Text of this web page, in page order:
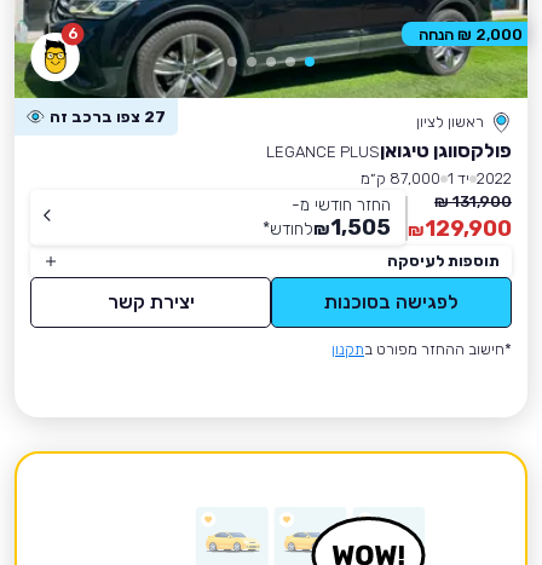
6
ראשון לציון 27 צפו ברכב זה
פולקסווגן טיגואןLEGANCE PLUS
2022 יד 1
87,000 ק״מ
131,900 ₪
129,900
₪
החזר חודשי מ-
1,505
₪לחודש*
תוספות לעיסקה
לפגישה בסוכנות יצירת קשר
*חישוב ההחזר מפורט בתקנון
2,000 ₪ הנחה